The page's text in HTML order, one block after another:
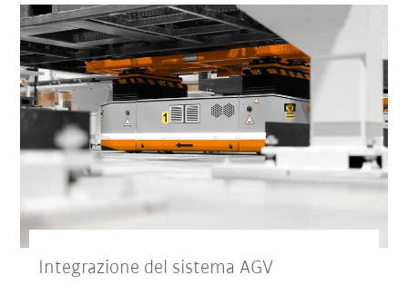
Integrazione del sistema AGV